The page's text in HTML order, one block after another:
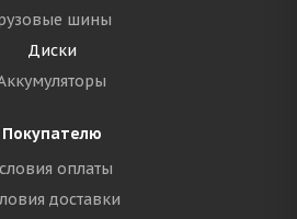
шины
Диски
Покупателю
оплаты
доставки